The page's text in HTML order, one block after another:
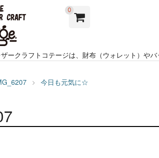
0
ークラフトコテージは、財布（ウォレット）や
今日も元気に☆